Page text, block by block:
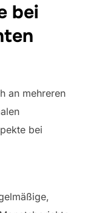
bei
an mehreren
bei